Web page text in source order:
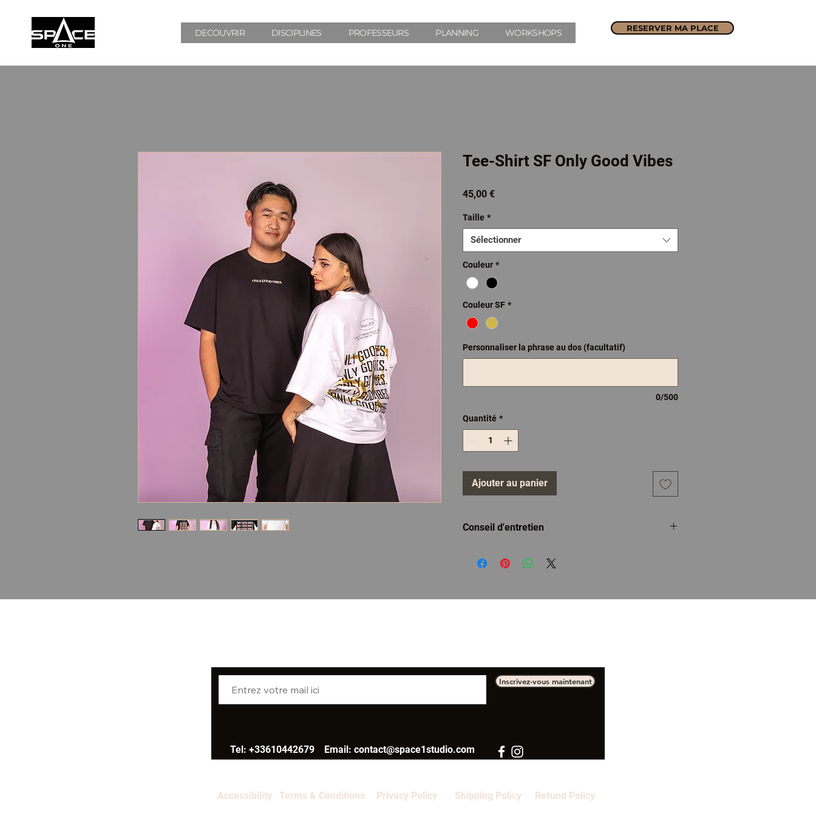
DECOUVRIR DISCIPLINES PROFESSEURS PLANNING WORKSHOPS RESERVER MA PLACE
Tee-Shirt SF Only Good Vibes
45,00 €Prix
Taille *
Sélectionner
Couleur *
Couleur SF *
Personnaliser la phrase au dos (facultatif)
0/500
Quantité *
Ajouter au panier
Conseil d'entretien
machine.
Inscrivez-vous maintenant
Tel: +33610442679 Email: contact@space1studio.com
Accessibility Terms & Conditions Privacy Policy Shipping Policy Refund Policy